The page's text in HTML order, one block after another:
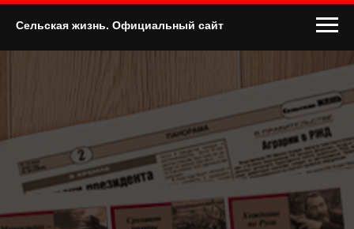
Сельская жизнь. Официальный сайт